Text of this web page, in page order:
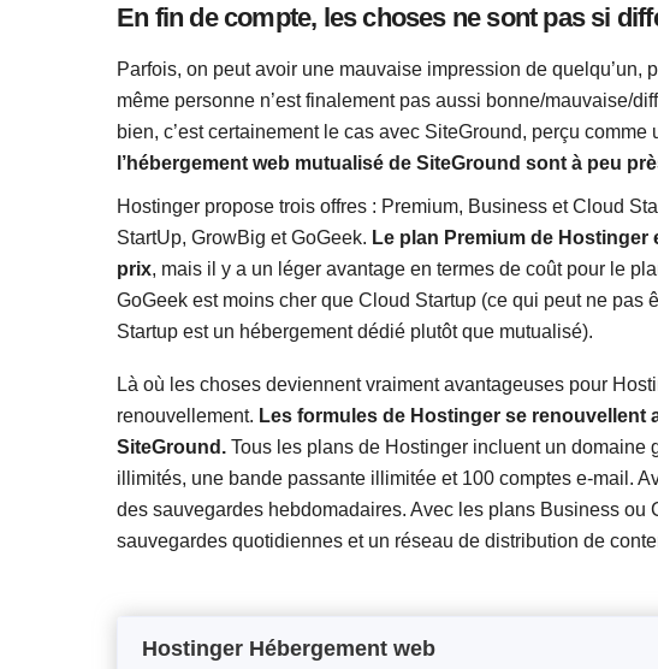
En fin de compte, les choses ne sont pas si
Parfois, on peut avoir une mauvaise impression de quelqu’un,
même personne n’est finalement pas aussi bonne/mauvaise/
bien, c’est certainement le cas avec SiteGround, perçu comme
l’hébergement web mutualisé de SiteGround sont à peu
Hostinger propose trois offres : Premium, Business et Cloud
StartUp, GrowBig et GoGeek. Le plan Premium de
prix, mais il y a un léger avantage en termes de coût pour le
GoGeek est moins cher que Cloud Startup (ce qui peut ne
Startup est un hébergement dédié plutôt que mutualisé).
Là où les choses deviennent vraiment avantageuses pour
renouvellement. Les formules de Hostinger se
SiteGround. Tous les plans de Hostinger incluent un domaine
illimités, une bande passante illimitée et 100 comptes e-mail.
des sauvegardes hebdomadaires. Avec les plans Business ou
sauvegardes quotidiennes et un réseau de distribution de
Hostinger Hébergement web